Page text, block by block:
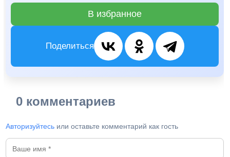
В избранное
Поделиться
0 комментариев
Авторизуйтесь или оставьте комментарий как гость